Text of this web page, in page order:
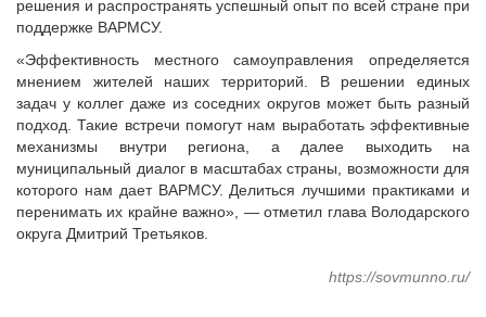
СМИ о нас
МЕТОДИЧЕСКИЙ РАЗДЕЛ
Опыт регионов
Методические материалы
Опыт муниципалитетов
Судебная практика
Мнение специалиста
Конкурсы Совета
решения и распространять успешный опыт по всей стране при
поддержке ВАРМСУ.
«Эффективность местного самоуправления определяется
мнением жителей наших территорий. В решении единых
задач у коллег даже из соседних округов может быть разный
подход. Такие встречи помогут нам выработать эффективные
механизмы внутри региона, а далее выходить на
муниципальный диалог в масштабах страны, возможности для
которого нам дает ВАРМСУ. Делиться лучшими практиками и
перенимать их крайне важно», — отметил глава Володарского
округа Дмитрий Третьяков.
https://sovmunno.ru/